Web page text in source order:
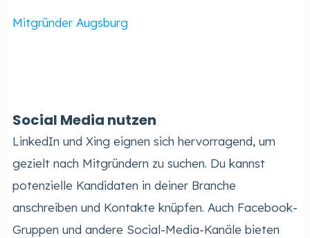
Mitgründer Augsburg
Social Media nutzen
LinkedIn und Xing eignen sich hervorragend, um
gezielt nach Mitgründern zu suchen. Du kannst
potenzielle Kandidaten in deiner Branche
anschreiben und Kontakte knüpfen. Auch Facebook-
Gruppen und andere Social-Media-Kanäle bieten